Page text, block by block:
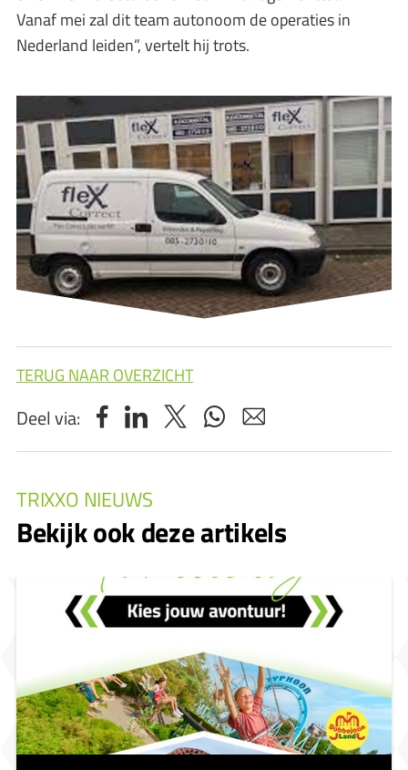
Vanaf mei zal dit team autonoom de operaties in
Nederland leiden”, vertelt hij trots.
TERUG NAAR OVERZICHT
Deel via:
TRIXXO NIEUWS
Bekijk ook deze artikels